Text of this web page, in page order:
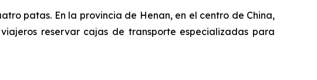
patas. En la provincia de Henan, en el centro de China,
reservar cajas de transporte especializadas para